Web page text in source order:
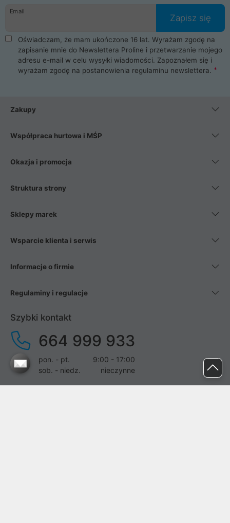
Email
Zapisz się
Oświadczam, że mam ukończone 16 lat. Wyrażam zgodę na
zapisanie mnie do Newslettera Proline i przetwarzanie mojego
adresu e-mail w celu wysyłki wiadomości. Zapoznałem się i
wyrażam zgodę na postanowienia regulaminu newslettera.
Zakupy
Współpraca hurtowa i MŚP
Okazja i promocja
Struktura strony
Sklepy marek
Wsparcie klienta i serwis
Informacje o firmie
Regulaminy i regulacje
Szybki kontakt
664 999 933
pon. - pt.
9:00 - 17:00
sob. - niedz.
nieczynne